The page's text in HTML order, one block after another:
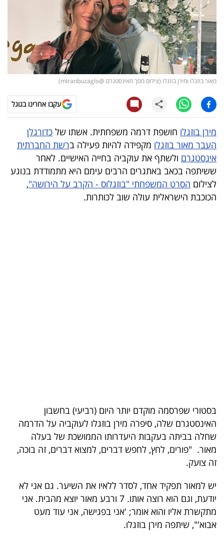
רכילות
עסקית
קריפטו
ויראלי
טלוויזיה
עסקי
ספורט
קריירה
ולימודים
מינויים
הכלכלי
פודקאסט
40
40
שיתופי
מאור בוזגלו ומירן בוזגלו (צילום מסך מאינסטגרם @miranbuzaglo)
עקבו אחרינו בגוגל
מירן בוזגלו חושפת דרמה משפחתית. אשתו של כדורגלן
העבר מאור בוזגלו מקפידה להיות פעילה ברשת החברתית
אינסטגרם ולשתף את עוקביה בחייה האישיים. לאחר
ששיתפה בכאב באתגרים הרבים עימם היא מתמודדת בנוגע
לצילום הסרט המשפחתי "בוזגלוס - הקרב על הירושה",
הכוכבת הישראלית עולה שוב לכותרות.
בסטורי שפרסמה מוקדם יותר היום (רביעי) בחשבון
האינסטגרם שלה, סיפרה מירן בוזגלו לעוקביה על הדרמה
שחלה בביתה בעקבות היעדרותו הממושכת של בעלה
מאור. "פורים, לחץ, לחפש דברים, למצוא דברים, זה בוכה,
זה צועק.
יש למאור תפקיד אחד, לסדר ללאיו את השיער. גם אני לא
יודעת, וגם הוא רוצה אותו. 7 ורבע מאור יוצא מהבית. אני
מתקשרת אליו והוא אומר; 'אני בפגישה, אני עוד מעט
אבוא'", שיתפה מירן בוזגלו.